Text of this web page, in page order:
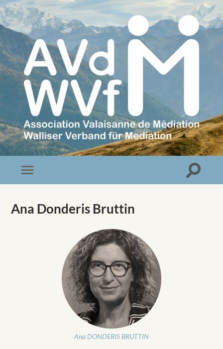
Association
Valaisanne
de
Toggle
mobile
Toggle
Ana Donderis Bruttin
Ana DONDERIS BRUTTIN